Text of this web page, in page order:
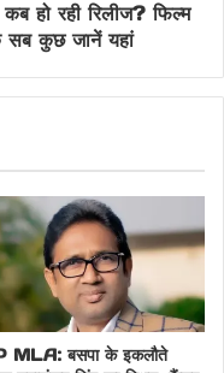
हो रही रिलीज? फिल्म
कुछ जानें यहां
MLA: बसपा के इकलौते